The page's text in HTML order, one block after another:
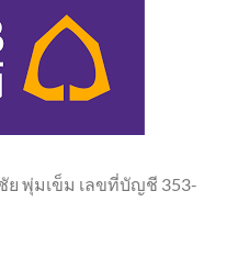
พุ่มเข็ม เลขที่บัญชี 353-